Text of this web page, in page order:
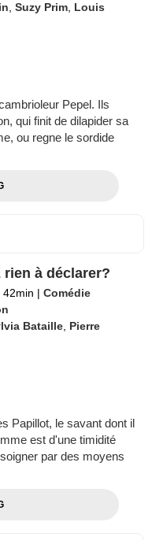
,Suzy Prim Louis
Pepel. Ils
qui finit de dilapider sa
ou regne le sordide
rien à déclarer?
42min | Comédie
Bataille Pierre
Papillot, le savant dont il
est d'une timidité
par des moyens